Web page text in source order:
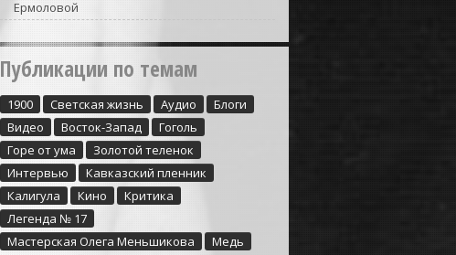
Ермоловой
Публикации по темам
1900 Cветская жизнь Аудио
Блоги
Видео
Восток-Запад
Гоголь
Горе от ума
Золотой теленок
Интервью
Кавказский пленник
Калигула
Кино
Критика
Легенда № 17
Мастерская Олега Меньшикова
Медь